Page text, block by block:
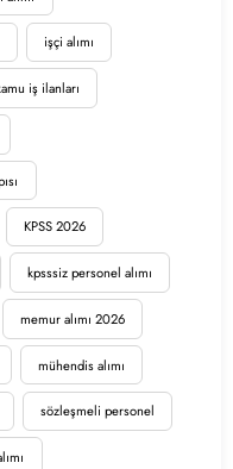
işçi alımı
iş ilanları
KPSS 2026
kpsssiz personel alımı
memur alımı 2026
mühendis alımı
sözleşmeli personel